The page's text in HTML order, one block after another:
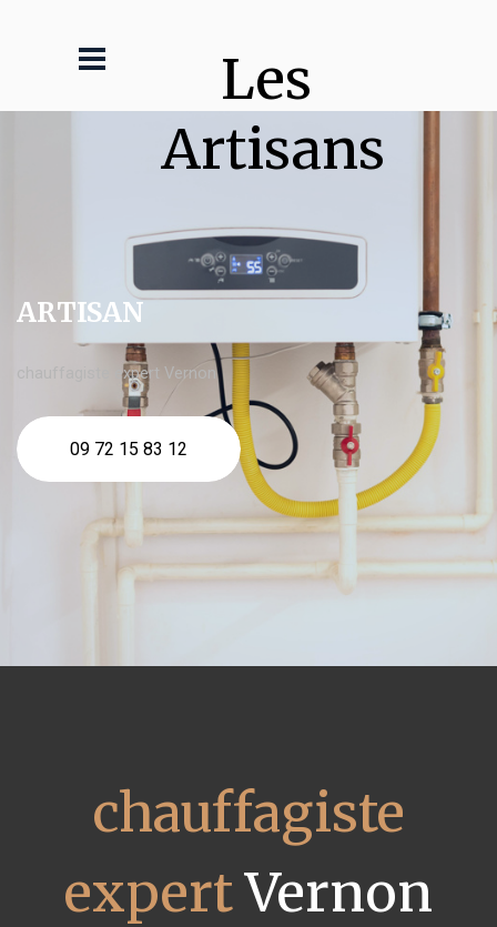
Les
Artisans
ARTISAN
chauffagiste expert Vernon
09 72 15 83 12
chauffagiste
expertVernon